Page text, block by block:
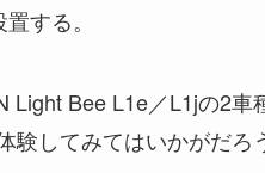
する。
Light Bee L1e／L1jの2
してみてはいかがだろ